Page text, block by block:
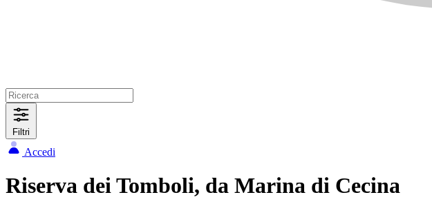
Filtri
Accedi
Riserva dei Tomboli, da Marina di Cecina